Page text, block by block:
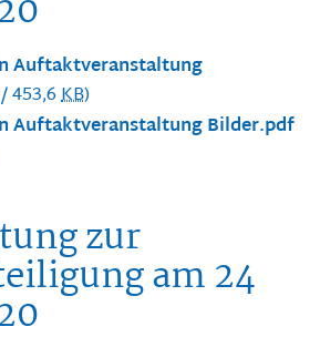
Auftaktveranstaltung
453,6KB)
Auftaktveranstaltung Bilder.pdf
zur
am 24